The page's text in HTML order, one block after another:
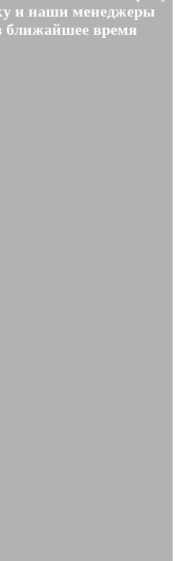
и наши менеджеры
ближайшее время